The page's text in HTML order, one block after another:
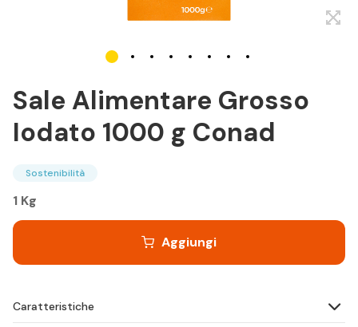
Sale Alimentare Grosso
Iodato 1000 g Conad
Sostenibilità
1 Kg
Aggiungi
Caratteristiche